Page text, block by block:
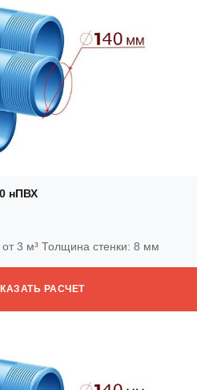
нПВХ
3 м³ Толщина стенки: 8 мм
РАСЧЕТ